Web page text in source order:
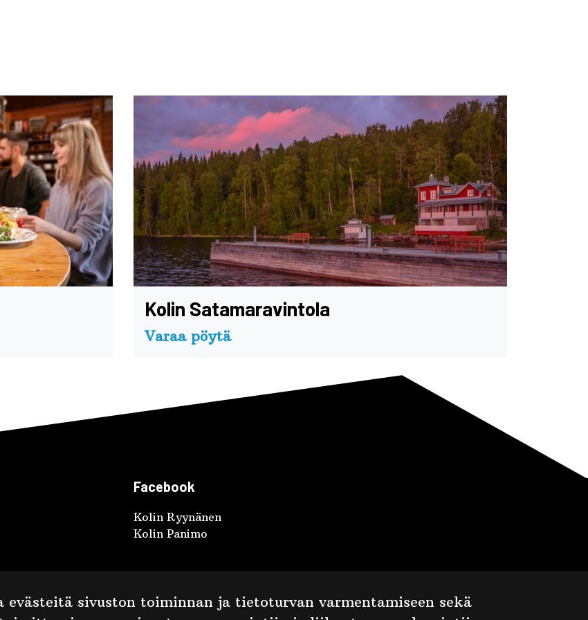
sivuston toiminnan ja tietoturvan varmentamiseen sekä
Kolin Satamaravintola
Varaa pöytä
Facebook
Kolin Ryynänen
Kolin Panimo